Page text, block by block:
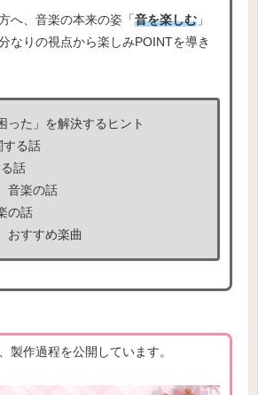
へ、音楽の本来の姿「音を楽しむ 」
なりの視点から楽しみPOINTを導き
った」を解決するヒント
する話
話
音楽の話
の話
すすめ楽曲
製作過程を公開しています。